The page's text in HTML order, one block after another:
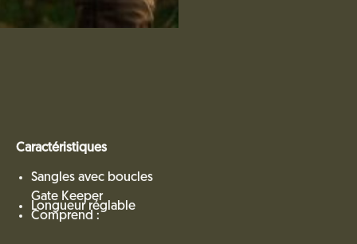
Caractéristiques
Sangles avec boucles
Gate Keeper
Longueur réglable
Comprend :